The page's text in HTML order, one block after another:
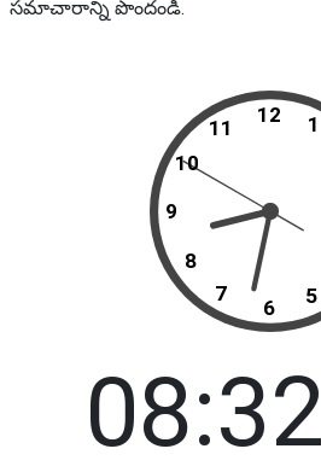
సమాచారాన్ని పొందండి.
12
11
10
9
8
7
6 5
1